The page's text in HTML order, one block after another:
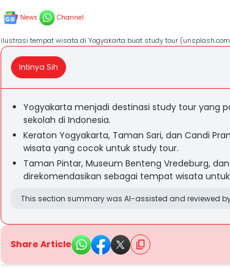
News Channel
ilustrasi tempat wisata di Yogyakarta buat study tour
Intinya Sih
Yogyakarta menjadi destinasi study tour yang
sekolah di Indonesia.
Keraton Yogyakarta, Taman Sari, dan Candi
wisata yang cocok untuk study tour.
Taman Pintar, Museum Benteng Vredeburg,
direkomendasikan sebagai tempat wisata
This section summary was AI-assisted and reviewed
Share Article